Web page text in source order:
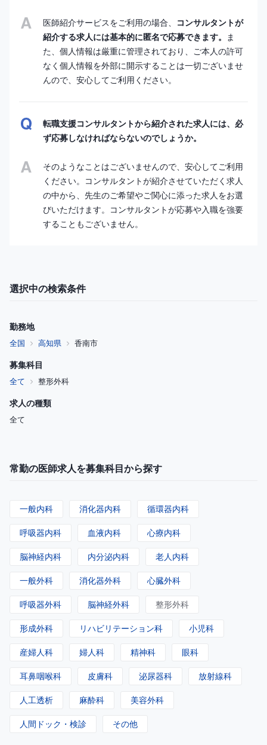
医師紹介サービスをご利用の場合、
コンサルタントが
紹介する求人には基本的に匿名で応募できます。 ま
た、個人情報は厳重に管理されており、ご本人の許可
なく個人情報を外部に開示することは一切ございませ
んので、安心してご利用ください。
転職支援コンサルタントから紹介された求人には、必
ず応募しなければならないのでしょうか。
そのようなことはございませんので、安心してご利用
ください。コンサルタントが紹介させていただく求人
の中から、先生のご希望やご関心に添った求人をお選
びいただけます。コンサルタントが応募や入職を強要
することもございません。
選択中の検索条件
勤務地
全国 高知県 香南市
募集科目
全て 整形外科
求人の種類
全て
常勤の医師求人を募集科目から探す
一般内科 消化器内科 循環器内科
呼吸器内科 血液内科 心療内科
脳神経内科 内分泌内科 老人内科
一般外科 消化器外科 心臓外科
呼吸器外科 脳神経外科 整形外科
形成外科 リハビリテーション科 小児科
産婦人科 婦人科 精神科 眼科
耳鼻咽喉科 皮膚科 泌尿器科 放射線科
人工透析 麻酔科 美容外科
人間ドック・検診 その他